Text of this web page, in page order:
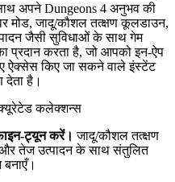
अपने Dungeons 4 अनुभव की
मोड, जादू/कौशल तत्क्षण कूलडाउन,
जैसी सुविधाओं के साथ गेम
प्रदान करता है, जो आपको इन-ऐप
ऐक्सेस किए जा सकने वाले इंस्टेंट
है।
कलेक्शन्स
ट्यून करें। जादू/कौशल तत्क्षण
तेज उत्पादन के साथ संतुलित